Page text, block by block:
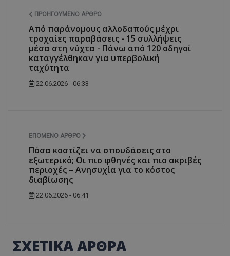
ΠΡΟΗΓΟΎΜΕΝΟ ΆΡΘΡΟ
Από παράνομους αλλοδαπούς μέχρι
τροχαίες παραβάσεις - 15 συλλήψεις
μέσα στη νύχτα - Πάνω από 120 οδηγοί
καταγγέλθηκαν για υπερβολική
ταχύτητα
22.06.2026 - 06:33
ΕΠΌΜΕΝΟ ΆΡΘΡΟ
Πόσα κοστίζει να σπουδάσεις στο
εξωτερικό; Οι πιο φθηνές και πιο ακριβές
περιοχές – Ανησυχία για το κόστος
διαβίωσης
22.06.2026 - 06:41
ΣΧΕΤΙΚΑ ΑΡΘΡΑ